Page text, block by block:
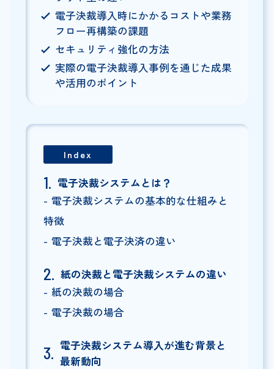
電子決裁導入時にかかるコストや業務
フロー再構築の課題
セキュリティ強化の方法
実際の電子決裁導入事例を通じた成果
や活用のポイント
Index
電子決裁システムとは？
電子決裁システムの基本的な仕組みと
特徴
電子決裁と電子決済の違い
紙の決裁と電子決裁システムの違い
紙の決裁の場合
電子決裁の場合
電子決裁システム導入が進む背景と
最新動向